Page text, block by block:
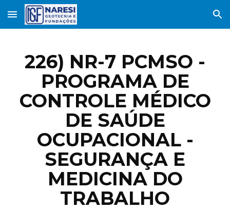
Skip to main content Skip to navigation
226) NR-7 PCMSO -
PROGRAMA DE
CONTROLE MÉDICO
DE SAÚDE
OCUPACIONAL -
SEGURANÇA E
MEDICINA DO
TRABALHO